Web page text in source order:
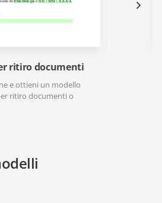
ritiro documenti
e ottieni un modello
ritiro documenti o